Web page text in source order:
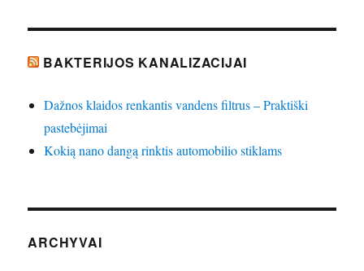
BAKTERIJOS KANALIZACIJAI
Dažnos klaidos renkantis vandens filtrus – Praktiški
pastebėjimai
Kokią nano dangą rinktis automobilio stiklams
ARCHYVAI